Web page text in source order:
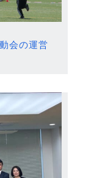
会の運営